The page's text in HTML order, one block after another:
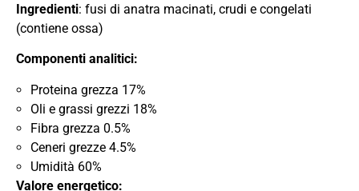
Ingredienti: fusi di anatra macinati, crudi e congelati
(contiene ossa)
Componenti analitici:
Proteina grezza 17%
Oli e grassi grezzi 18%
Fibra grezza 0.5%
Ceneri grezze 4.5%
Umidità 60%
Valore energetico: